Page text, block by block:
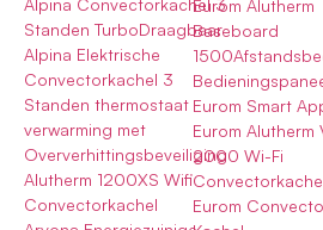
Alpina Convectorkachel 3
Standen TurboDraagbaar
Alpina Elektrische
Convectorkachel 3
Standen thermostaat
verwarming met
Oververhittingsbeveiliging
Alutherm 1200XS Wifi
Convectorkachel
Eurom Alutherm
Baseboard
Eurom Smart
Eurom Alutherm
2000 Wi-Fi
Eurom